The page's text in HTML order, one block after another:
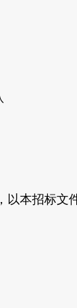
以本招标